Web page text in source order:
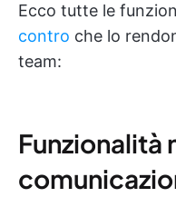
Ecco tutte le
contro che lo
team:
Funzionalità